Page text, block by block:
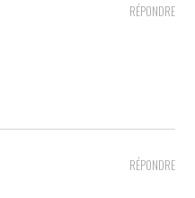
RÉPONDRE
RÉPONDRE